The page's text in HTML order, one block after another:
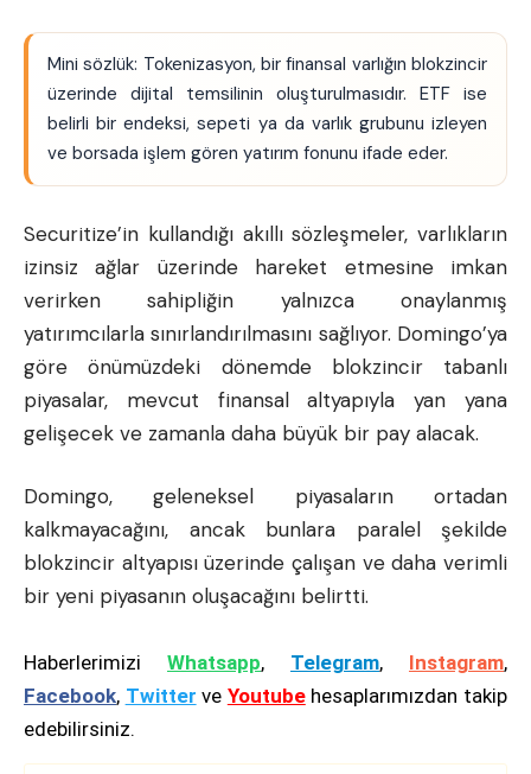
Mini sözlük: Tokenizasyon, bir finansal varlığın blokzincir
üzerinde dijital temsilinin oluşturulmasıdır. ETF ise
belirli bir endeksi, sepeti ya da varlık grubunu izleyen
ve borsada işlem gören yatırım fonunu ifade eder.
Securitize’in kullandığı akıllı sözleşmeler, varlıkların
izinsiz ağlar üzerinde hareket etmesine imkan
verirken sahipliğin yalnızca onaylanmış
yatırımcılarla sınırlandırılmasını sağlıyor. Domingo’ya
göre önümüzdeki dönemde blokzincir tabanlı
piyasalar, mevcut finansal altyapıyla yan yana
gelişecek ve zamanla daha büyük bir pay alacak.
Domingo, geleneksel piyasaların ortadan
kalkmayacağını, ancak bunlara paralel şekilde
blokzincir altyapısı üzerinde çalışan ve daha verimli
bir yeni piyasanın oluşacağını belirtti.
Haberlerimizi Whatsapp, Telegram, Instagram,
Facebook, Twitter ve Youtubehesaplarımızdan takip
edebilirsiniz.